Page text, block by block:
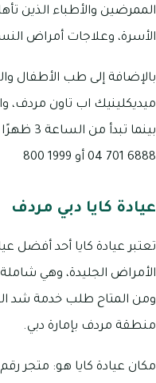
الممرضين والأطباء الذين
الأسرة، وعلاجات أمراض
بالإضافة إلى طب الأطفال
6888 701 04 أو 1999 800
عيادة كايا دبي مردف
تعتبر عيادة كايا أحد أفضل
الأمراض الجليدة، وهي
ومن المتاح طلب خدمة شد
منطقة مردف بإمارة دبي.